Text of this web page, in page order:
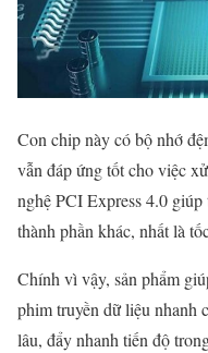
Con chip này có bộ nhớ
vẫn đáp ứng tốt cho việc
nghệ PCI Express 4.0
thành phần khác, nhất là
Chính vì vậy, sản phẩm
phim truyền dữ liệu nhanh
lâu, đẩy nhanh tiến độ